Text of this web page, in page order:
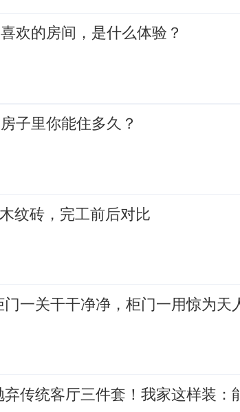
欢的房间，是什么体验？
子里你能住多久？
纹砖，完工前后对比
一关干干净净，柜门一用惊为天
弃传统客厅三件套！我家这样装：